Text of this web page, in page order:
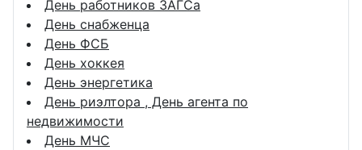
День работников ЗАГСа
День снабженца
День ФСБ
День хоккея
День энергетика
День риэлтора , День агента по
недвижимости
День МЧС